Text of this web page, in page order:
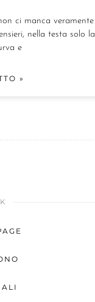
ci manca veramente
nella testa solo la
e
»